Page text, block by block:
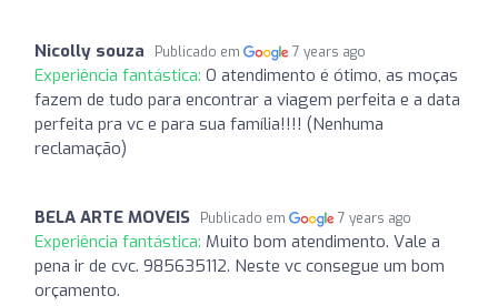
Nicolly souza Publicado em 7 years ago
Experiência fantástica: O atendimento é ótimo, as moças
fazem de tudo para encontrar a viagem perfeita e a data
perfeita pra vc e para sua família!!!! (Nenhuma
reclamação)
BELA ARTE MOVEIS Publicado em 7 years ago
Experiência fantástica: Muito bom atendimento. Vale a
pena ir de cvc. 985635112. Neste vc consegue um bom
orçamento.